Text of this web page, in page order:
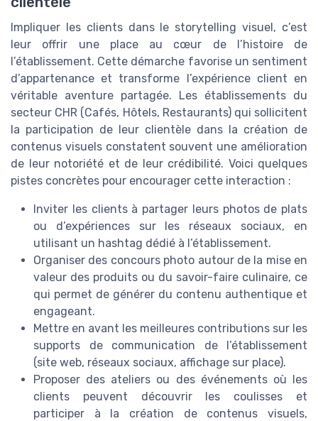
Impliquer les clients dans le storytelling visuel, c’est
leur offrir une place au cœur de l’histoire de
l’établissement. Cette démarche favorise un sentiment
d’appartenance et transforme l’expérience client en
véritable aventure partagée. Les établissements du
secteur CHR (Cafés, Hôtels, Restaurants) qui sollicitent
la participation de leur clientèle dans la création de
contenus visuels constatent souvent une amélioration
de leur notoriété et de leur crédibilité. Voici quelques
pistes concrètes pour encourager cette interaction :
Inviter les clients à partager leurs photos de plats
ou d’expériences sur les réseaux sociaux, en
utilisant un hashtag dédié à l’établissement.
Organiser des concours photo autour de la mise en
valeur des produits ou du savoir-faire culinaire, ce
qui permet de générer du contenu authentique et
engageant.
Mettre en avant les meilleures contributions sur les
supports de communication de l’établissement
(site web, réseaux sociaux, affichage sur place).
Proposer des ateliers ou des événements où les
clients peuvent découvrir les coulisses et
participer à la création de contenus visuels,